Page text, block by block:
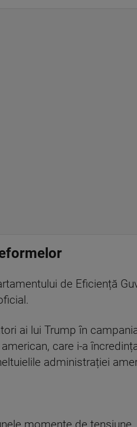
de Eficiență
ai lui Trump în
care i-a
administrației